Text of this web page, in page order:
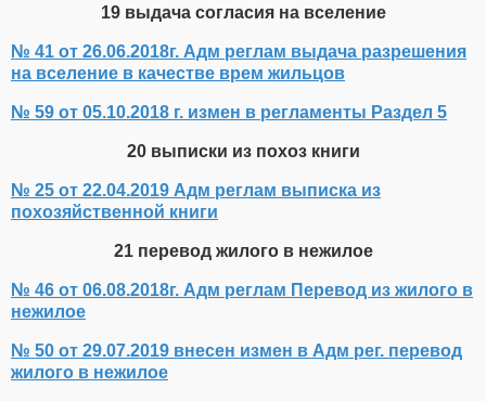
19 выдача согласия на вселение
№ 41 от 26.06.2018г. Адм реглам выдача разрешения
на вселение в качестве врем жильцов
№ 59 от 05.10.2018 г. измен в регламенты Раздел 5
20 выписки из похоз книги
№ 25 от 22.04.2019 Адм реглам выписка из
похозяйственной книги
21 перевод жилого в нежилое
№ 46 от 06.08.2018г. Адм реглам Перевод из жилого в
нежилое
№ 50 от 29.07.2019 внесен измен в Адм рег. перевод
жилого в нежилое